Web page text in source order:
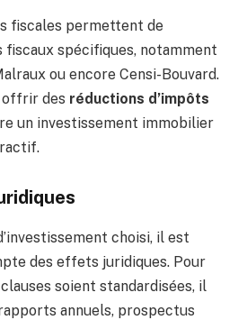
fiscales permettent de
fiscaux spécifiques, notamment
ou encore Censi-Bouvard.
offrir des réductions d’impôts
un investissement immobilier
choisi, il est
des effets juridiques. Pour
soient standardisées, il
annuels, prospectus